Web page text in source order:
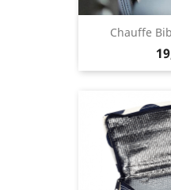
Chauffe